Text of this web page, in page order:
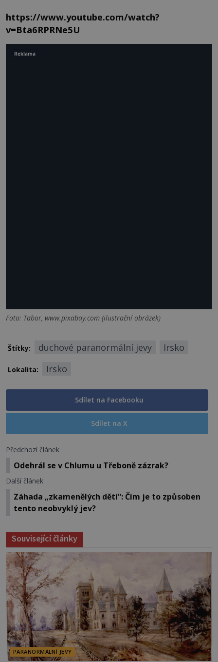
https://www.youtube.com/watch?
v=Bta6RPRNe5U
Foto: Tabor, www.pixabay.com (ilustrační obrázek)
Štítky: duchové paranormální jevy Irsko
Lokalita: Irsko
Sdílet na Facebooku
Sdílet na X
Předchozí článek
Odehrál se v Chlumu u Třeboně zázrak?
Další článek
Záhada „zkamenělých dětí“: Čím je to způsoben
tento neobvyklý jev?
Související články
PARANORMÁLNÍ JEVY
Reklama